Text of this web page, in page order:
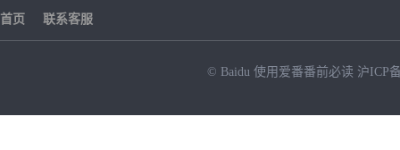
首页 联系客服
© Baidu 使用爱番番前必读 沪ICP